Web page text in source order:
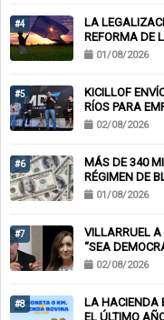
#4
LA
REFORMA DE
01/08/2026
#5
KICILLOF
RÍOS PARA
02/08/2026
#6
MÁS DE 340
RÉGIMEN DE
01/08/2026
#7
VILLARRUEL A
“SEA
02/08/2026
#8
LA HACIENDA
EL ÚLTIMO